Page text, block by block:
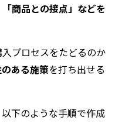
商品との接点」などを
プロセスをたどるのか
ある施策を打ち出せる
下のような手順で作成